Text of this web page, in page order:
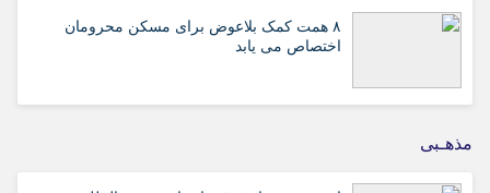
۸ همت کمک بلاعوض برای مسکن محرومان
اختصاص می یابد
مذهـبی